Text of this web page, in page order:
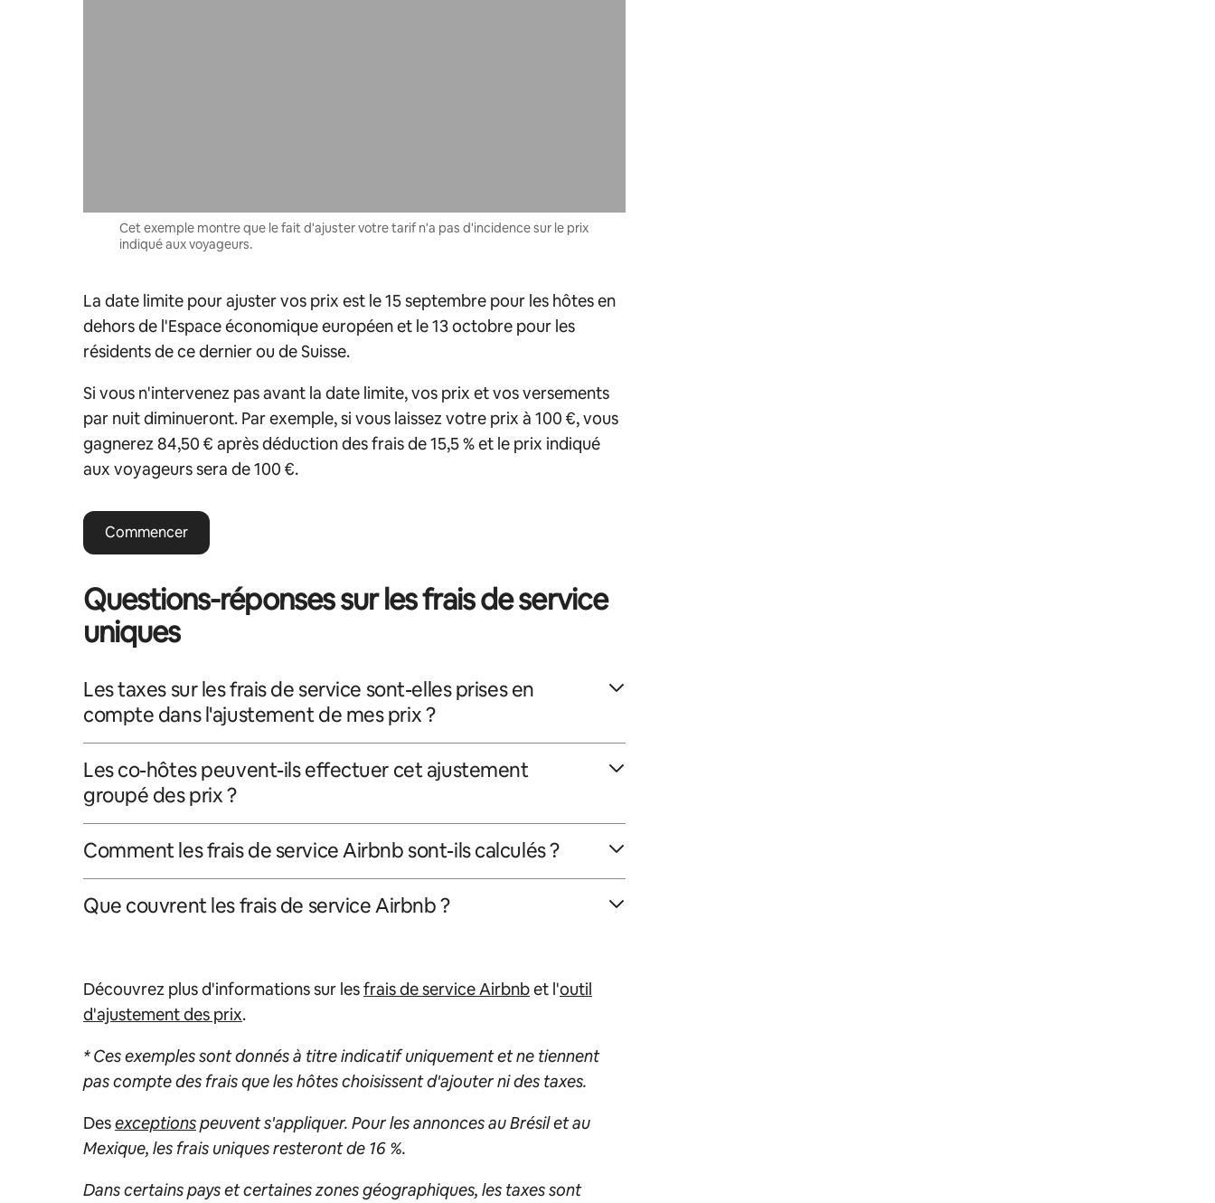
Cet exemple montre que le fait d'ajuster votre tarif n'a pas d'incidence sur le prix
indiqué aux voyageurs.
La date limite pour ajuster vos prix est le 15 septembre pour les hôtes en
dehors de l'Espace économique européen et le 13 octobre pour les
résidents de ce dernier ou de Suisse.
Si vous n'intervenez pas avant la date limite, vos prix et vos versements
par nuit diminueront. Par exemple, si vous laissez votre prix à 100 €, vous
gagnerez 84,50 € après déduction des frais de 15,5 % et le prix indiqué
aux voyageurs sera de 100 €.
Commencer
Questions-réponses sur les frais de service
uniques
Les taxes sur les frais de service sont-elles prises en
compte dans l'ajustement de mes prix ?
Les co-hôtes peuvent-ils effectuer cet ajustement
groupé des prix ?
Comment les frais de service Airbnb sont-ils calculés ?
Que couvrent les frais de service Airbnb ?
Découvrez plus d'informations sur lesfrais de service Airbnbet l'outil
d'ajustement des prix.
* Ces exemples sont donnés à titre indicatif uniquement et ne tiennent
pas compte des frais que les hôtes choisissent d'ajouter ni des taxes.
Desexceptionspeuvent s'appliquer. Pour les annonces au Brésil et au
Mexique, les frais uniques resteront de 16 %.
Dans certains pays et certaines zones géographiques, les taxes sont